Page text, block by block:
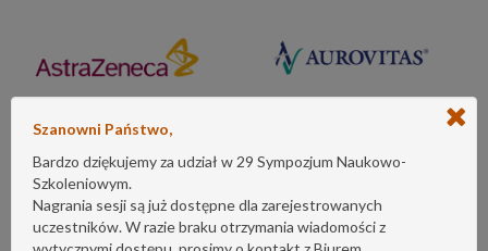
Szanowni Państwo,
Bardzo dziękujemy za udział w 29 Sympozjum Naukowo-
Szkoleniowym.
Nagrania sesji są już dostępne dla zarejestrowanych
uczestników. W razie braku otrzymania wiadomości z